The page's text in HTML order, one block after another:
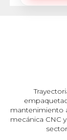
mantenimiento
mecánica CNC